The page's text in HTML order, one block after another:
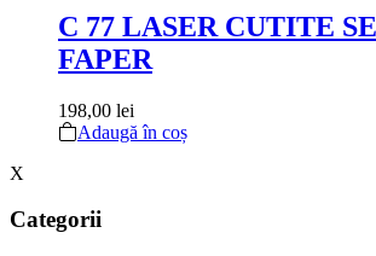
C 77 LASER CUTITE
FAPER
198,00 lei
Adaugă în coș
X
Categorii